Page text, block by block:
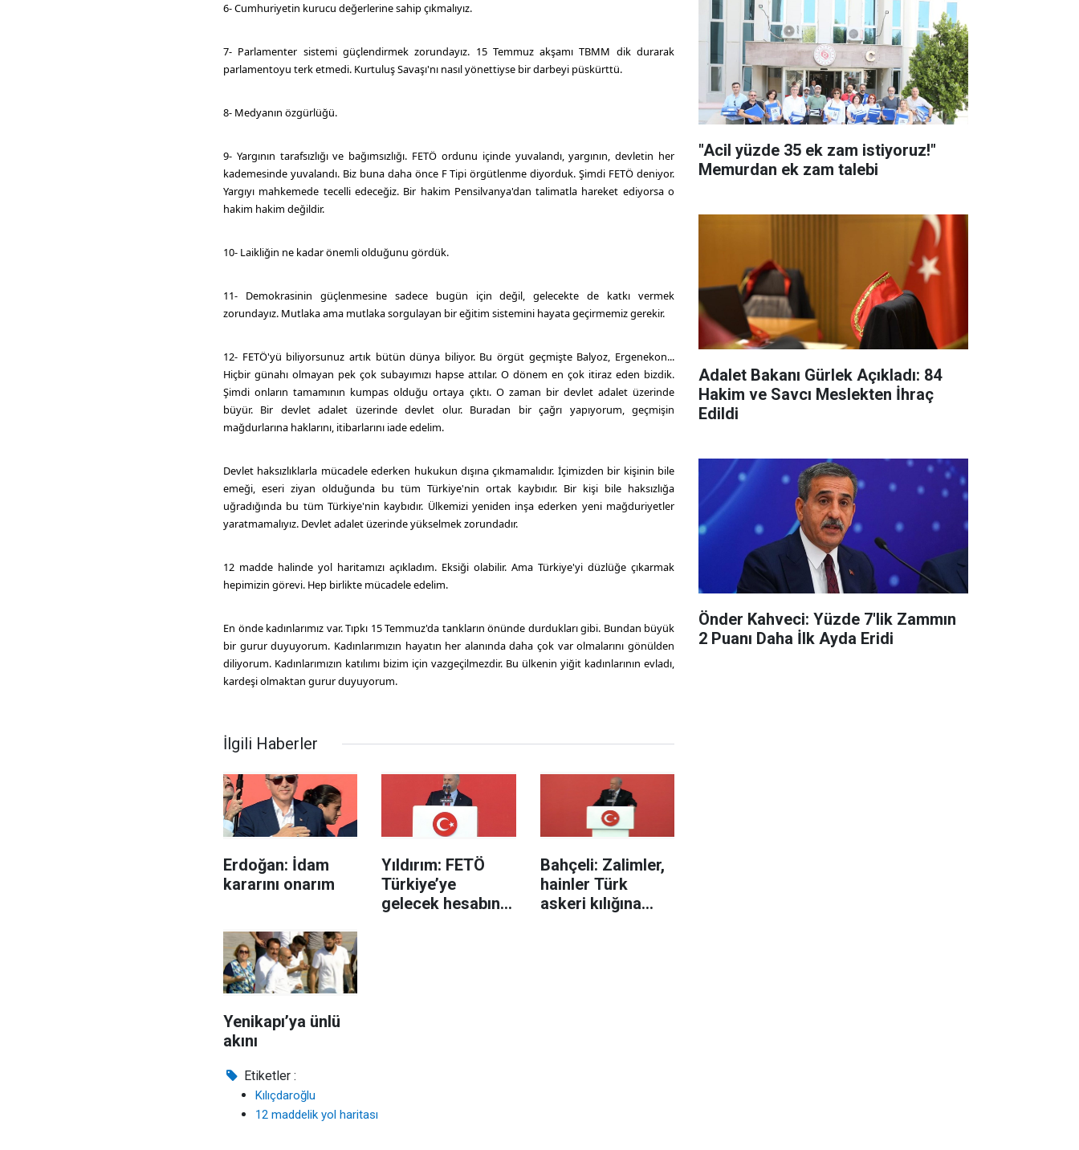
6- Cumhuriyetin kurucu değerlerine sahip çıkmalıyız.
7- Parlamenter sistemi güçlendirmek zorundayız. 15 Temmuz akşamı TBMM dik durarak
parlamentoyu terk etmedi. Kurtuluş Savaşı'nı nasıl yönettiyse bir darbeyi püskürttü.
8- Medyanın özgürlüğü.
9- Yargının tarafsızlığı ve bağımsızlığı. FETÖ ordunu içinde yuvalandı, yargının, devletin her
kademesinde yuvalandı. Biz buna daha önce F Tipi örgütlenme diyorduk. Şimdi FETÖ deniyor.
Yargıyı mahkemede tecelli edeceğiz. Bir hakim Pensilvanya'dan talimatla hareket ediyorsa o
hakim hakim değildir.
10- Laikliğin ne kadar önemli olduğunu gördük.
11- Demokrasinin güçlenmesine sadece bugün için değil, gelecekte de katkı vermek
zorundayız. Mutlaka ama mutlaka sorgulayan bir eğitim sistemini hayata geçirmemiz gerekir.
12- FETÖ'yü biliyorsunuz artık bütün dünya biliyor. Bu örgüt geçmişte Balyoz, Ergenekon...
Hiçbir günahı olmayan pek çok subayımızı hapse attılar. O dönem en çok itiraz eden bizdik.
Şimdi onların tamamının kumpas olduğu ortaya çıktı. O zaman bir devlet adalet üzerinde
büyür. Bir devlet adalet üzerinde devlet olur. Buradan bir çağrı yapıyorum, geçmişin
mağdurlarına haklarını, itibarlarını iade edelim.
Devlet haksızlıklarla mücadele ederken hukukun dışına çıkmamalıdır. İçimizden bir kişinin bile
emeği, eseri ziyan olduğunda bu tüm Türkiye'nin ortak kaybıdır. Bir kişi bile haksızlığa
uğradığında bu tüm Türkiye'nin kaybıdır. Ülkemizi yeniden inşa ederken yeni mağduriyetler
yaratmamalıyız. Devlet adalet üzerinde yükselmek zorundadır.
12 madde halinde yol haritamızı açıkladım. Eksiği olabilir. Ama Türkiye'yi düzlüğe çıkarmak
hepimizin görevi. Hep birlikte mücadele edelim.
En önde kadınlarımız var. Tıpkı 15 Temmuz'da tankların önünde durdukları gibi. Bundan büyük
bir gurur duyuyorum. Kadınlarımızın hayatın her alanında daha çok var olmalarını gönülden
diliyorum. Kadınlarımızın katılımı bizim için vazgeçilmezdir. Bu ülkenin yiğit kadınlarının evladı,
kardeşi olmaktan gurur duyuyorum.
İlgili Haberler
Erdoğan: İdam
kararını onarım
Yıldırım: FETÖ
Türkiye’ye
gelecek hesabını
Bahçeli: Zalimler,
hainler Türk
askeri kılığına
Yenikapı’ya ünlü
akını
Etiketler :
Kılıçdaroğlu
12 maddelik yol haritası
"Acil yüzde 35 ek zam istiyoruz!"
Memurdan ek zam talebi
Adalet Bakanı Gürlek Açıkladı: 84
Hakim ve Savcı Meslekten İhraç
Edildi
Önder Kahveci: Yüzde 7'lik Zammın
2 Puanı Daha İlk Ayda Eridi